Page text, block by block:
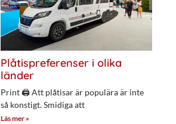
Plåtispreferenser i olika
länder
Print 🖨 Att plåtisar är populära är inte
så konstigt. Smidiga att
Läs mer »